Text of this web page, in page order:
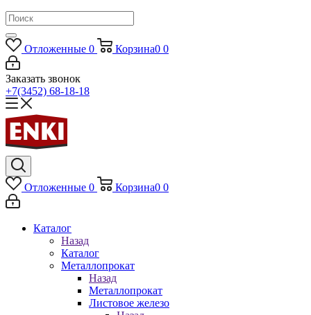
Отложенные 0 Корзина0 0
Заказать звонок
+7(3452) 68-18-18
Отложенные 0 Корзина0 0
Каталог
Назад
Каталог
Металлопрокат
Назад
Металлопрокат
Листовое железо